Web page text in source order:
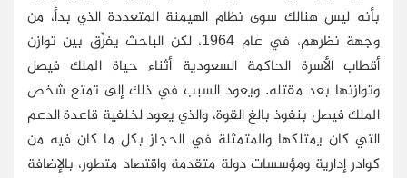
بأنه ليس هنالك سوى نظام الهيمنة المتعددة الذي بدأ، من
وجهة نظرهم، في عام 1964، لكن الباحث يفرِّق بين توازن
أقطاب الأسرة الحاكمة السعودية أثناء حياة الملك فيصل
وتوازنها بعد مقتله. ويعود السبب في ذلك إلى تمتع شخص
الملك فيصل بنفوذ بالغ القوة، والذي يعود لخلفية قاعدة الدعم
التي كان يمتلكها والمتمثلة في الحجاز بكل ما كان فيه من
كوادر إدارية ومؤسسات دولة متقدمة واقتصاد متطور، بالإضافة